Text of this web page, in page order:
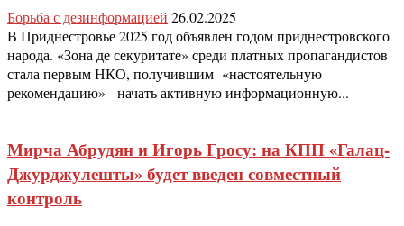
Борьба с дезинформацией 26.02.2025
В Приднестровье 2025 год объявлен годом приднестровского
народа. «Зона де секуритате» среди платных пропагандистов
стала первым НКО, получившим «настоятельную
рекомендацию» - начать активную информационную...
Мирча Абрудян и Игорь Гросу: на КПП «Галац-
Джурджулешты» будет введен совместный
контроль